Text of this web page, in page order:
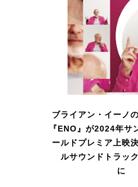
ブライアン・イーノ
『ENO』が2024年サ
ールドプレミア上
ルサウンドトラッ